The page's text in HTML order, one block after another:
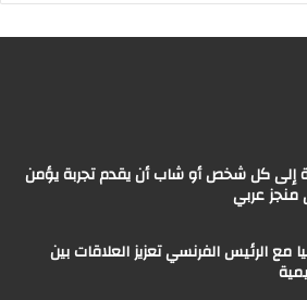
إلى كل شخص أو شاب أن يقدم تجربة يؤمن
منجز عربي
مع الرئيس الفرنسي تعزيز العلاقات بين